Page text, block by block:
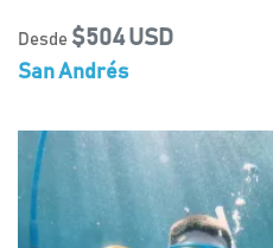
Desde $504 USD
San Andrés